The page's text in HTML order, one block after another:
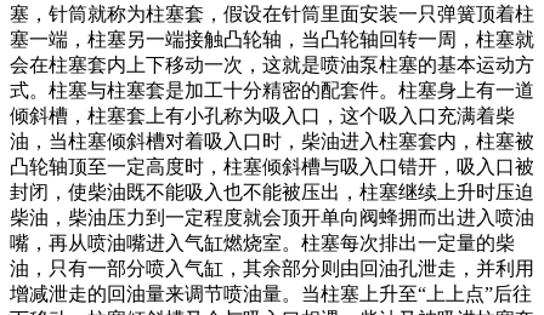
塞，针筒就称为柱塞套，假设在针筒里面安装一只弹簧顶着柱
塞一端，柱塞另一端接触凸轮轴，当凸轮轴回转一周，柱塞就
会在柱塞套内上下移动一次，这就是喷油泵柱塞的基本运动方
式。柱塞与柱塞套是加工十分精密的配套件。柱塞身上有一道
倾斜槽，柱塞套上有小孔称为吸入口，这个吸入口充满着柴
油，当柱塞倾斜槽对着吸入口时，柴油进入柱塞套内，柱塞被
凸轮轴顶至一定高度时，柱塞倾斜槽与吸入口错开，吸入口被
封闭，使柴油既不能吸入也不能被压出，柱塞继续上升时压迫
柴油，柴油压力到一定程度就会顶开单向阀蜂拥而出进入喷油
嘴，再从喷油嘴进入气缸燃烧室。柱塞每次排出一定量的柴
油，只有一部分喷入气缸，其余部分则由回油孔泄走，并利用
增减泄走的回油量来调节喷油量。当柱塞上升至“上上点”后往